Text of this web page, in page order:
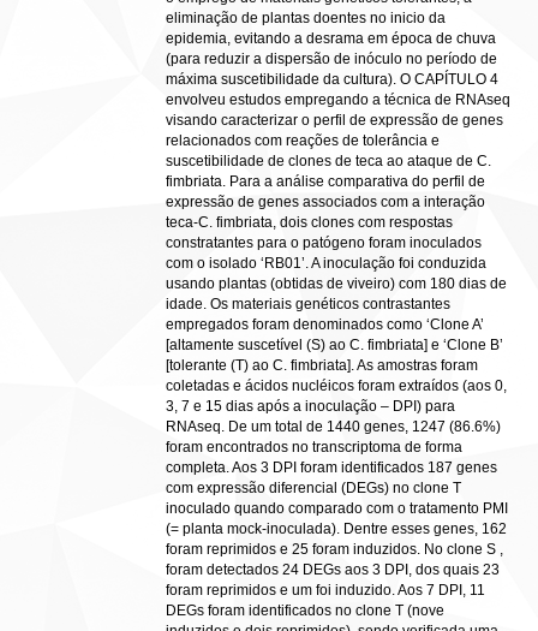
eliminação de plantas doentes no inicio da
epidemia, evitando a desrama em época de chuva
(para reduzir a dispersão de inóculo no período de
máxima suscetibilidade da cultura). O CAPÍTULO 4
envolveu estudos empregando a técnica de RNAseq
visando caracterizar o perfil de expressão de genes
relacionados com reações de tolerância e
suscetibilidade de clones de teca ao ataque de C.
fimbriata. Para a análise comparativa do perfil de
expressão de genes associados com a interação
teca-C. fimbriata, dois clones com respostas
constratantes para o patógeno foram inoculados
com o isolado ‘RB01’. A inoculação foi conduzida
usando plantas (obtidas de viveiro) com 180 dias de
idade. Os materiais genéticos contrastantes
empregados foram denominados como ‘Clone A’
[altamente suscetível (S) ao C. fimbriata] e ‘Clone B’
[tolerante (T) ao C. fimbriata]. As amostras foram
coletadas e ácidos nucléicos foram extraídos (aos 0,
3, 7 e 15 dias após a inoculação – DPI) para
RNAseq. De um total de 1440 genes, 1247 (86.6%)
foram encontrados no transcriptoma de forma
completa. Aos 3 DPI foram identificados 187 genes
com expressão diferencial (DEGs) no clone T
inoculado quando comparado com o tratamento PMI
(= planta mock-inoculada). Dentre esses genes, 162
foram reprimidos e 25 foram induzidos. No clone S ,
foram detectados 24 DEGs aos 3 DPI, dos quais 23
foram reprimidos e um foi induzido. Aos 7 DPI, 11
DEGs foram identificados no clone T (nove